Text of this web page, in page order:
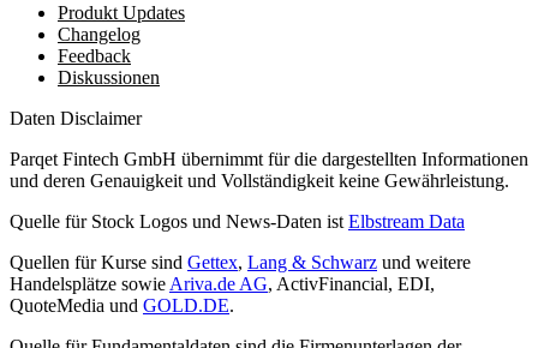
Produkt Updates
Changelog
Feedback
Diskussionen
Daten Disclaimer
Parqet Fintech GmbH übernimmt für die dargestellten Informationen
und deren Genauigkeit und Vollständigkeit keine Gewährleistung.
Quelle für Stock Logos und News-Daten ist Elbstream Data
Quellen für Kurse sind Gettex, Lang & Schwarz und weitere
Handelsplätze sowie Ariva.de AG, ActivFinancial, EDI,
QuoteMedia und GOLD.DE.